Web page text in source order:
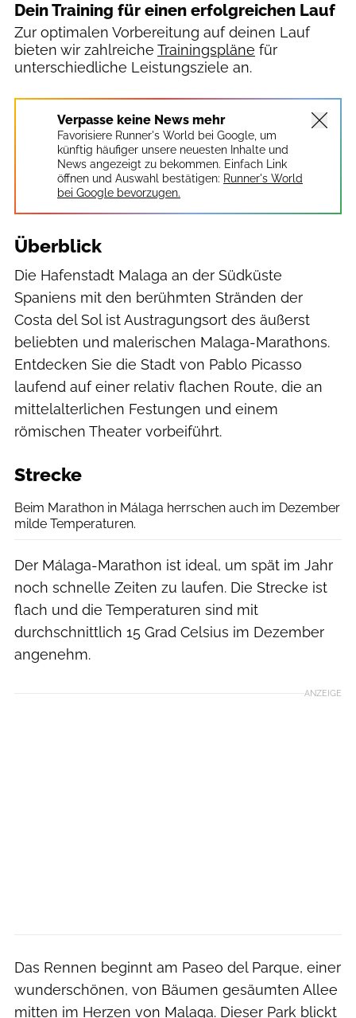
Dein Training für einen erfolgreichen Lauf
Zur optimalen Vorbereitung auf deinen Lauf
bieten wir zahlreiche Trainingspläne für
unterschiedliche Leistungsziele an.
Verpasse keine News mehr
Favorisiere Runner's World bei Google, um
künftig häufiger unsere neuesten Inhalte und
News angezeigt zu bekommen. Einfach Link
öffnen und Auswahl bestätigen: Runner's World
bei Google bevorzugen.
Überblick
Die Hafenstadt Malaga an der Südküste
Spaniens mit den berühmten Stränden der
Costa del Sol ist Austragungsort des äußerst
beliebten und malerischen Malaga-Marathons.
Entdecken Sie die Stadt von Pablo Picasso
laufend auf einer relativ flachen Route, die an
mittelalterlichen Festungen und einem
römischen Theater vorbeiführt.
Strecke
Beim Marathon in Málaga herrschen auch im Dezember
milde Temperaturen.
Der Málaga-Marathon ist ideal, um spät im Jahr
noch schnelle Zeiten zu laufen. Die Strecke ist
flach und die Temperaturen sind mit
durchschnittlich 15 Grad Celsius im Dezember
angenehm.
ANZEIGE
Das Rennen beginnt am Paseo del Parque, einer
wunderschönen, von Bäumen gesäumten Allee
mitten im Herzen von Malaga. Dieser Park blickt